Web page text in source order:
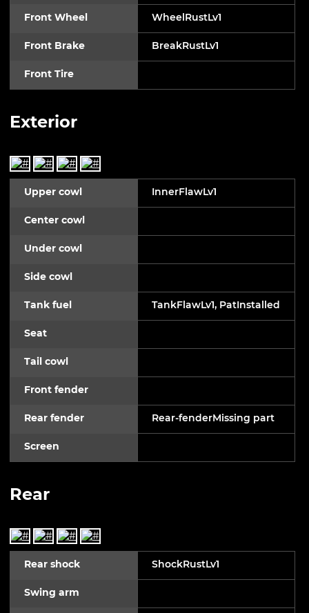
Front Wheel WheelRustLv1
Front Brake BreakRustLv1
Front Tire
Exterior
Upper cowl InnerFlawLv1
Center cowl
Under cowl
Side cowl
Tank fuel TankFlawLv1, PatInstalled
Seat
Tail cowl
Front fender
Rear fender Rear-fenderMissing part
Screen
Rear
Rear shock ShockRustLv1
Swing arm